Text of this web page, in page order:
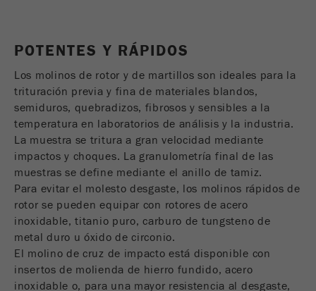
Propósito
Esta cookie es una cookie de sesión estándar
entrados ​​para un área cerrada cuando un
usuario inicia sesión .
Ciclo de
vida de
las
cookies
Fin de sesión
Nombre be_typo_user
Proveedor TYPO3
Esta cookie le dice al sitio web si un visitante ha
Proveedor google
Propósito
En esta cookie, la información principal se
almacena para realizar seguimiento a los
visitantes. En esta cookie, se almacena una
única identificación de visitante, la fecha y hora
de la primera visita, la hora a la que se inicia la
visita activa y se almacena el número de todos
los visitantes a la pagina web a traves de un
visitante único .
vida de
2 años
USA Headquarters
Melissa Fauth
FRITSCH Milling and Sizing, Inc.
Jeff Scott
FRITSCH Milling and Sizing, Inc.
POTENTES Y RÁPIDOS
Los molinos de rotor y de martillos son ideales para la
trituración previa y fina de materiales blandos,
semiduros, quebradizos, fibrosos y sensibles a la
temperatura en laboratorios de análisis y la industria.
La muestra se tritura a gran velocidad mediante
impactos y choques. La granulometría final de las
muestras se define mediante el anillo de tamiz.
Para evitar el molesto desgaste, los molinos rápidos de
rotor se pueden equipar con rotores de acero
inoxidable, titanio puro, carburo de tungsteno de
metal duro u óxido de circonio.
El molino de cruz de impacto está disponible con
insertos de molienda de hierro fundido, acero
inoxidable o, para una mayor resistencia al desgaste,